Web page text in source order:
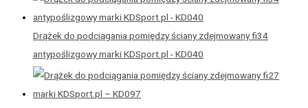
Drążek do podciągania pomiędzy ściany zdejmowany fi34
antypoślizgowy marki KDSport.pl - KD040